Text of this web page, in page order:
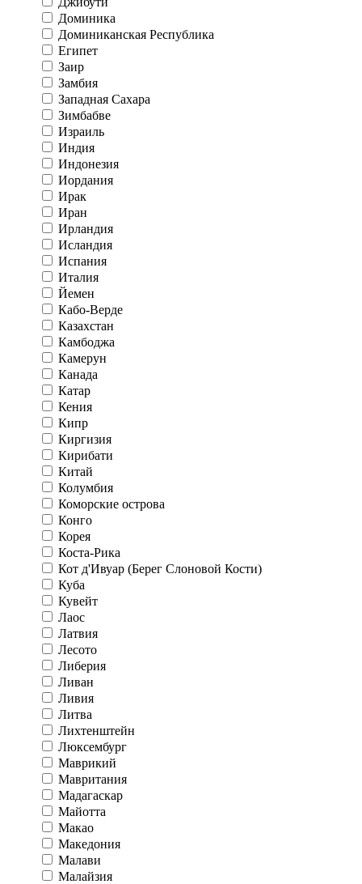
Доминика
Доминиканская Республика
Египет
Заир
Замбия
Западная Сахара
Зимбабве
Израиль
Индия
Индонезия
Иордания
Ирак
Иран
Ирландия
Исландия
Испания
Италия
Йемен
Кабо-Верде
Казахстан
Камбоджа
Камерун
Канада
Катар
Кения
Кипр
Киргизия
Кирибати
Китай
Колумбия
Коморские острова
Конго
Корея
Коста-Рика
Кот д'Ивуар (Берег Слоновой Кости)
Куба
Кувейт
Лаос
Латвия
Лесото
Либерия
Ливан
Ливия
Литва
Лихтенштейн
Люксембург
Маврикий
Мавритания
Мадагаскар
Майотта
Макао
Македония
Малави
Малайзия